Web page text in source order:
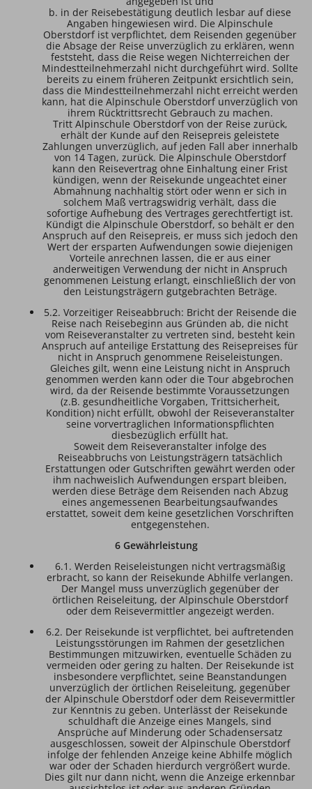
b. in der Reisebestätigung deutlich lesbar auf diese
Angaben hingewiesen wird. Die Alpinschule
Oberstdorf ist verpflichtet, dem Reisenden gegenüber
die Absage der Reise unverzüglich zu erklären, wenn
feststeht, dass die Reise wegen Nichterreichen der
Mindestteilnehmerzahl nicht durchgeführt wird. Sollte
bereits zu einem früheren Zeitpunkt ersichtlich sein,
dass die Mindestteilnehmerzahl nicht erreicht werden
kann, hat die Alpinschule Oberstdorf unverzüglich von
ihrem Rücktrittsrecht Gebrauch zu machen.
Tritt Alpinschule Oberstdorf von der Reise zurück,
erhält der Kunde auf den Reisepreis geleistete
Zahlungen unverzüglich, auf jeden Fall aber innerhalb
von 14 Tagen, zurück. Die Alpinschule Oberstdorf
kann den Reisevertrag ohne Einhaltung einer Frist
kündigen, wenn der Reisekunde ungeachtet einer
Abmahnung nachhaltig stört oder wenn er sich in
solchem Maß vertragswidrig verhält, dass die
sofortige Aufhebung des Vertrages gerechtfertigt ist.
Kündigt die Alpinschule Oberstdorf, so behält er den
Anspruch auf den Reisepreis, er muss sich jedoch den
Wert der ersparten Aufwendungen sowie diejenigen
Vorteile anrechnen lassen, die er aus einer
anderweitigen Verwendung der nicht in Anspruch
genommenen Leistung erlangt, einschließlich der von
den Leistungsträgern gutgebrachten Beträge.
5.2. Vorzeitiger Reiseabbruch: Bricht der Reisende die
Reise nach Reisebeginn aus Gründen ab, die nicht
vom Reiseveranstalter zu vertreten sind, besteht kein
Anspruch auf anteilige Erstattung des Reisepreises für
nicht in Anspruch genommene Reiseleistungen.
Gleiches gilt, wenn eine Leistung nicht in Anspruch
genommen werden kann oder die Tour abgebrochen
wird, da der Reisende bestimmte Voraussetzungen
(z.B. gesundheitliche Vorgaben, Trittsicherheit,
Kondition) nicht erfüllt, obwohl der Reiseveranstalter
seine vorvertraglichen Informationspflichten
diesbezüglich erfüllt hat.
Soweit dem Reiseveranstalter infolge des
Reiseabbruchs von Leistungsträgern tatsächlich
Erstattungen oder Gutschriften gewährt werden oder
ihm nachweislich Aufwendungen erspart bleiben,
werden diese Beträge dem Reisenden nach Abzug
eines angemessenen Bearbeitungsaufwandes
erstattet, soweit dem keine gesetzlichen Vorschriften
entgegenstehen.
6 Gewährleistung
6.1. Werden Reiseleistungen nicht vertragsmäßig
erbracht, so kann der Reisekunde Abhilfe verlangen.
Der Mangel muss unverzüglich gegenüber der
örtlichen Reiseleitung, der Alpinschule Oberstdorf
oder dem Reisevermittler angezeigt werden.
6.2. Der Reisekunde ist verpflichtet, bei auftretenden
Leistungsstörungen im Rahmen der gesetzlichen
Bestimmungen mitzuwirken, eventuelle Schäden zu
vermeiden oder gering zu halten. Der Reisekunde ist
insbesondere verpflichtet, seine Beanstandungen
unverzüglich der örtlichen Reiseleitung, gegenüber
der Alpinschule Oberstdorf oder dem Reisevermittler
zur Kenntnis zu geben. Unterlässt der Reisekunde
schuldhaft die Anzeige eines Mangels, sind
Ansprüche auf Minderung oder Schadensersatz
ausgeschlossen, soweit der Alpinschule Oberstdorf
infolge der fehlenden Anzeige keine Abhilfe möglich
war oder der Schaden hierdurch vergrößert wurde.
Dies gilt nur dann nicht, wenn die Anzeige erkennbar